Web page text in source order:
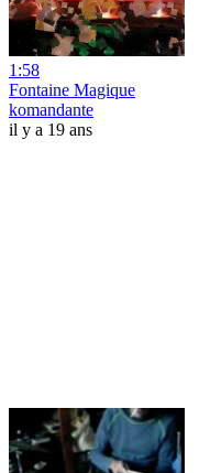
1:58
Fontaine Magique
komandante
il y a 19 ans